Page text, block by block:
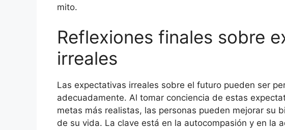
mito.
Reflexiones finales sobre
irreales
Las expectativas irreales sobre el futuro pueden ser
adecuadamente. Al tomar conciencia de estas
metas más realistas, las personas pueden mejorar su
de su vida. La clave está en la autocompasión y en la